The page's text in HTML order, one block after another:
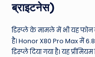
ब्राइटनेस)
डिस्प्ले के मामले में भी यह फोन
है। Honor X80 Pro Max में 6.8
डिस्प्ले दिया गया है। यह